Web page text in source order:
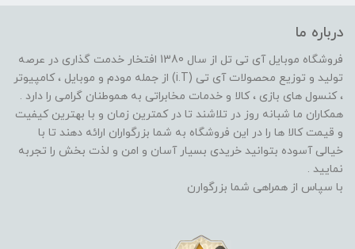
درباره ما
فروشگاه موبایل آی تی تل از سال 1380 افتخار خدمت گذاری در عرصه
تولید و توزیع محصولات آی تی (i.T) از جمله مودم و موبایل ، کامپیوتر
، کنسول های بازی ، کالا و خدمات مخابراتی به هموطنان گرامی را دارد .
همکاران ما شبانه روز در تلاشند تا در کمترین زمان و با بهترین کیفیت
و قیمت کالا ها را در این فروشگاه به شما بزرگواران ارائه دهند تا با
خیالی آسوده بتوانید خریدی بسیار آسان و امن و لذت بخش را تجربه
نمایید .
با سپاس از همراهی شما بزرگوارن